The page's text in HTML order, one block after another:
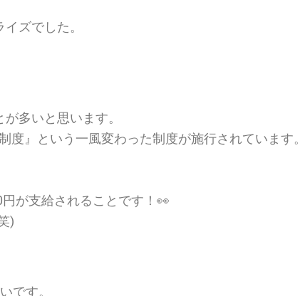
ズでした。
多いと思います。
度』
という一風変わった制度が施行されています。
が支給されることです！👀
)
です。